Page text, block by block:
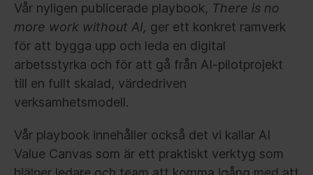
Vår nyligen publicerade playbook, There is no
more work without AI, ger ett konkret ramverk
för att bygga upp och leda en digital
arbetsstyrka och för att gå från AI-pilotprojekt
till en fullt skalad, värdedriven
verksamhetsmodell.
Vår playbook innehåller också det vi kallar AI
Value Canvas som är ett praktiskt verktyg som